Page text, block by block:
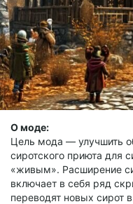
О моде:
Цель мода — улучшить
сиротского приюта для
«живым». Расширение
включает в себя ряд
переводят новых сирот